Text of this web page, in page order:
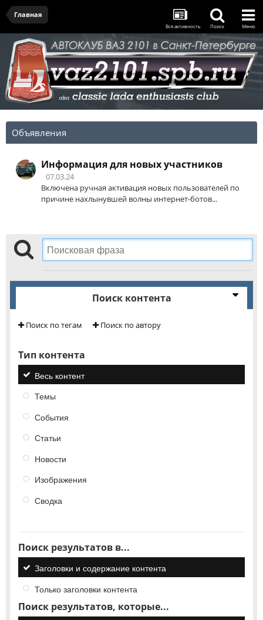
Главная
Вся активность Поиск Меню
Объявления
Информация для новых участников
07.03.24
Включена ручная активация новых пользователей по
причине нахлынувшей волны интернет-ботов...
Поиск контента
Поиск по тегам Поиск по автору
Тип контента
Весь контент
Темы
События
Статьи
Новости
Изображения
Сводка
Поиск результатов в...
Заголовки и содержание контента
Только заголовки контента
Поиск результатов, которые...